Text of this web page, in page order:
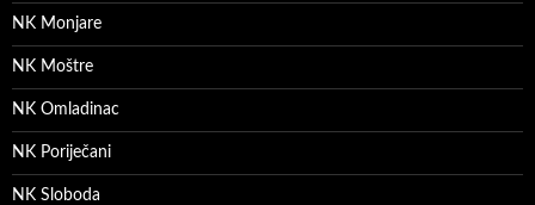
NK Monjare
NK Moštre
NK Omladinac
NK Poriječani
NK Sloboda